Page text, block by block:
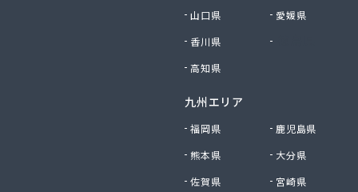
株式会社油直 オートガススタンド
山口県
愛媛県
香川県
高知県
九州エリア
福岡県
鹿児島県
熊本県
大分県
佐賀県
宮崎県